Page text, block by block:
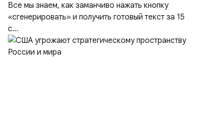
Все мы знаем, как заманчиво нажать кнопку
«сгенерировать» и получить готовый текст за 15
с...